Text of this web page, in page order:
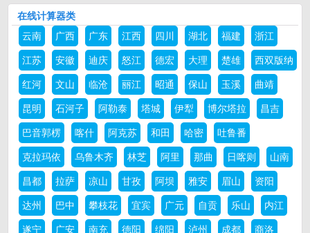
在线计算器类
云南
广西 广东 江西 四川 湖北 福建 浙江
江苏 安徽 迪庆 怒江 德宏 大理 楚雄 西双版纳
红河 文山 临沧 丽江 昭通 保山 玉溪 曲靖
昆明 石河子 阿勒泰 塔城 伊犁 博尔塔拉 昌吉
巴音郭楞 喀什 阿克苏 和田 哈密 吐鲁番
克拉玛依 乌鲁木齐 林芝 阿里 那曲 日喀则 山南
昌都 拉萨 凉山 甘孜 阿坝 雅安 眉山 资阳
达州 巴中 攀枝花 宜宾 广元 自贡 乐山 内江
遂宁 广安 南充 德阳 绵阳 泸州 成都 商洛